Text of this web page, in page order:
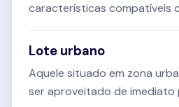
características compatíveis
Lote urbano
Aquele situado em zona
ser aproveitado de imediato